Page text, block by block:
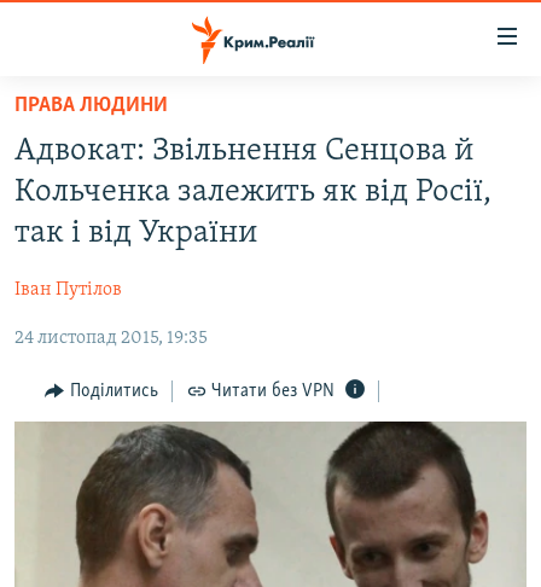
Перейти
основного
матеріалу
Перейти
до
основної
навігації
Перейти
пошуку
ВОДА.КРИМ
ВІДЕО ТА ФОТО
БЛОГИ
ПОГЛЯД
ІНТЕРВ'Ю
ВСЕ ЗА ДЕНЬ
СПЕЦПРОЕКТИ
ДЕПОРТАЦІЯ
ВІДЕОУРОКИ «ELIFBE»
ЯК ОБІЙТИ БЛОКУВАННЯ
ПРАВА ЛЮДИНИ
Адвокат: Звільнення Сенцова й
Кольченка залежить як від Росії,
так і від України
Іван Путілов
24 листопад 2015, 19:35
Поділитись Читати без VPN